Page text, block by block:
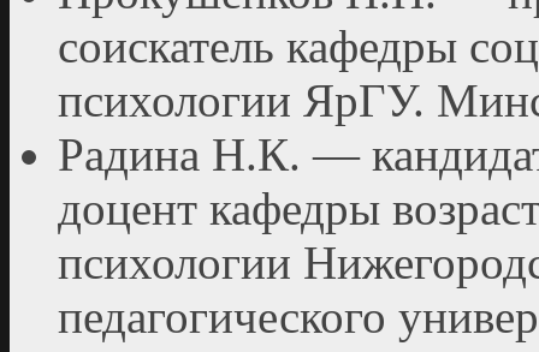
соискатель кафедры
психологии ЯрГУ.
Радина Н.К. —
доцент кафедры
психологии
педагогиче­ского